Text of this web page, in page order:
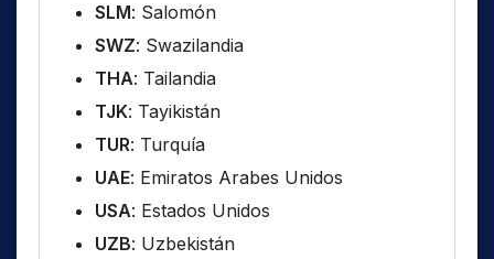
SLM: Salomón
SWZ: Swazilandia
THA: Tailandia
TJK: Tayikistán
TUR: Turquía
UAE: Emiratos Arabes Unidos
USA: Estados Unidos
UZB: Uzbekistán